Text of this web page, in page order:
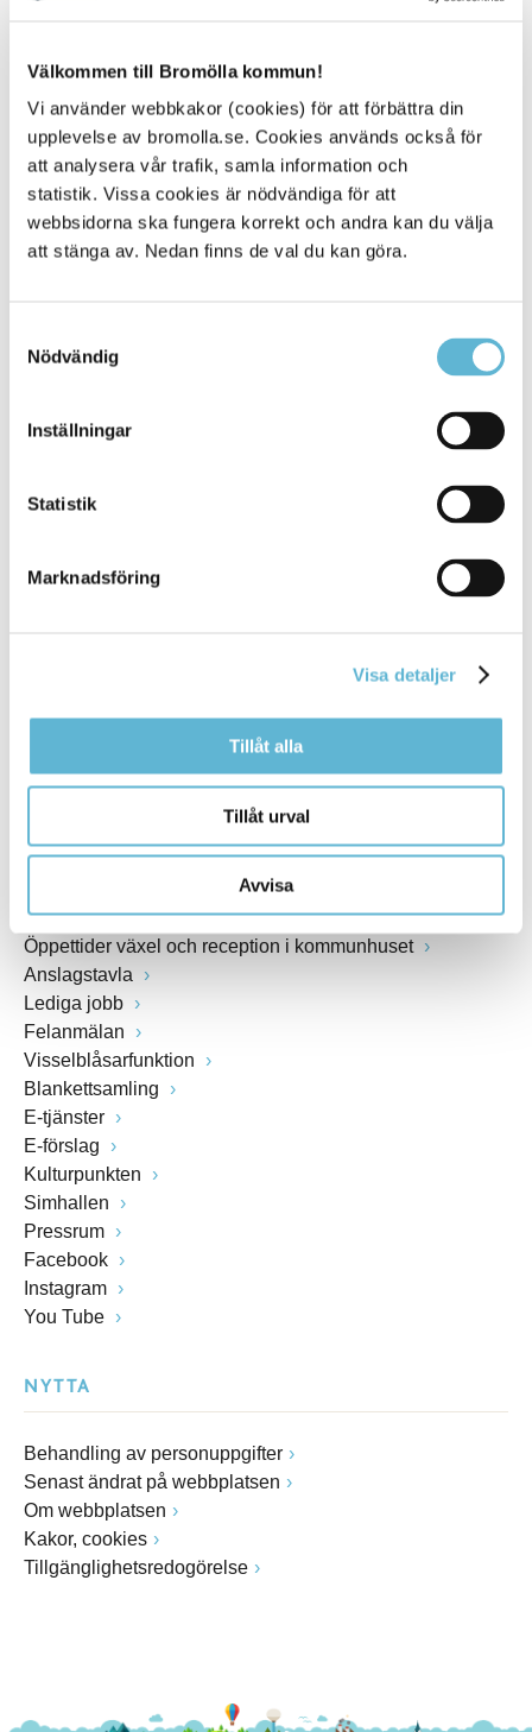
Välkommen till Bromölla kommun!
Vi använder webbkakor (cookies) för att förbättra din
upplevelse av bromolla.se. Cookies används också för
att analysera vår trafik, samla information och
statistik. Vissa cookies är nödvändiga för att
webbsidorna ska fungera korrekt och andra kan du välja
att stänga av. Nedan finns de val du kan göra.
Nödvändig
Inställningar
Statistik
Marknadsföring
Visa detaljer
Tillåt alla
Tillåt urval
Avvisa
Alla platser
KONTAKT
Besöksadress
Box 18, 295 21 Bromölla
Fax: 0456-82 22 00
Öppettider växel och reception i kommunhuset
Anslagstavla
Lediga jobb
Felanmälan
Visselblåsarfunktion
Blankettsamling
E-tjänster
E-förslag
Kulturpunkten
Simhallen
Pressrum
Facebook
Instagram
You Tube
NYTTA
Behandling av personuppgifter
Senast ändrat på webbplatsen
Om webbplatsen
Kakor, cookies
Tillgänglighetsredogörelse